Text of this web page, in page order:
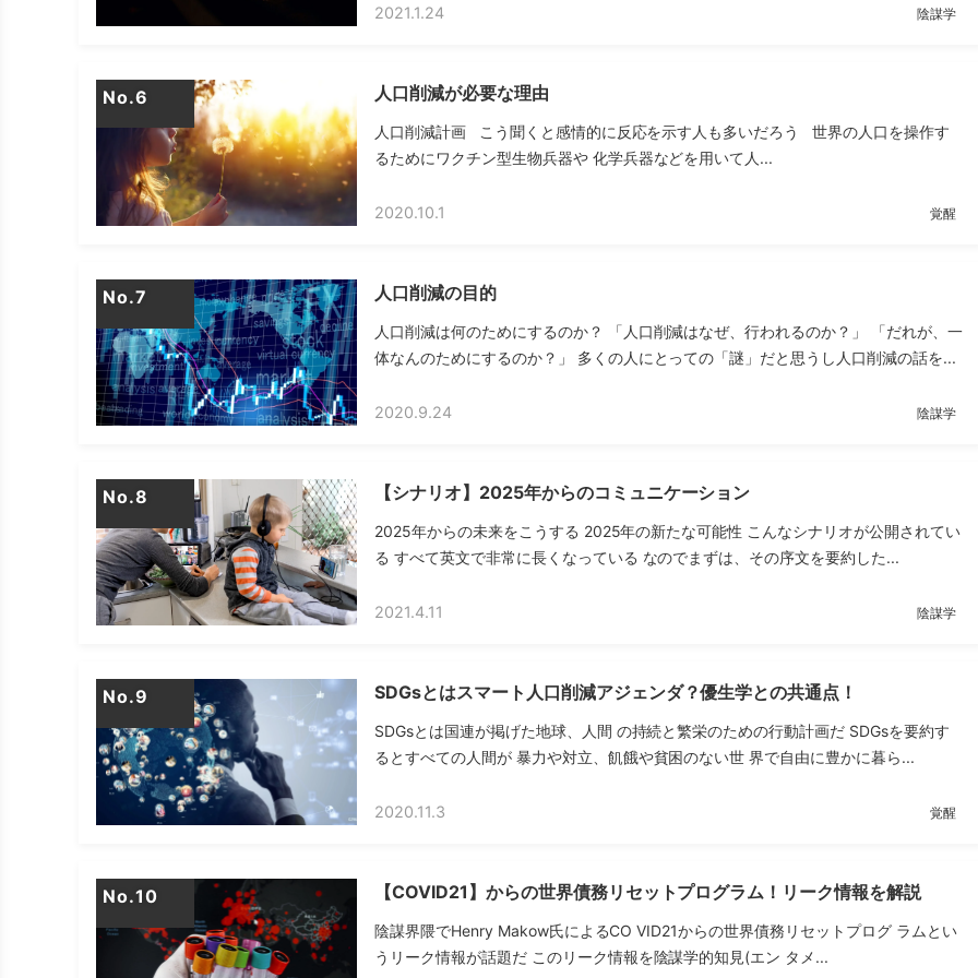
2021.1.24 陰謀学
No. 人口削減が必要な理由
人口削減計画 こう聞くと感情的に反応を示す人も多いだろう 世界の人口を操作す
るためにワクチン型生物兵器や 化学兵器などを用いて人...
2020.10.1 覚醒
No. 人口削減の目的
人口削減は何のためにするのか？ 「人口削減はなぜ、行われるのか？」 「だれが、一
体なんのためにするのか？」 多くの人にとっての「謎」だと思うし人口削減の話を...
2020.9.24 陰謀学
No. 【シナリオ】2025年からのコミュニケーション
2025年からの未来をこうする 2025年の新たな可能性 こんなシナリオが公開されてい
る すべて英文で非常に長くなっている なのでまずは、その序文を要約した...
2021.4.11 陰謀学
No. SDGsとはスマート人口削減アジェンダ？優生学との共通点！
SDGsとは国連が掲げた地球、人間 の持続と繁栄のための行動計画だ SDGsを要約す
るとすべての人間が 暴力や対立、飢餓や貧困のない世 界で自由に豊かに暮ら...
2020.11.3 覚醒
No. 【COVID21】からの世界債務リセットプログラム！リーク情報を解説
陰謀界隈でHenry Makow氏によるCO VID21からの世界債務リセットプログ ラムとい
うリーク情報が話題だ このリーク情報を陰謀学的知見(エン タメ...